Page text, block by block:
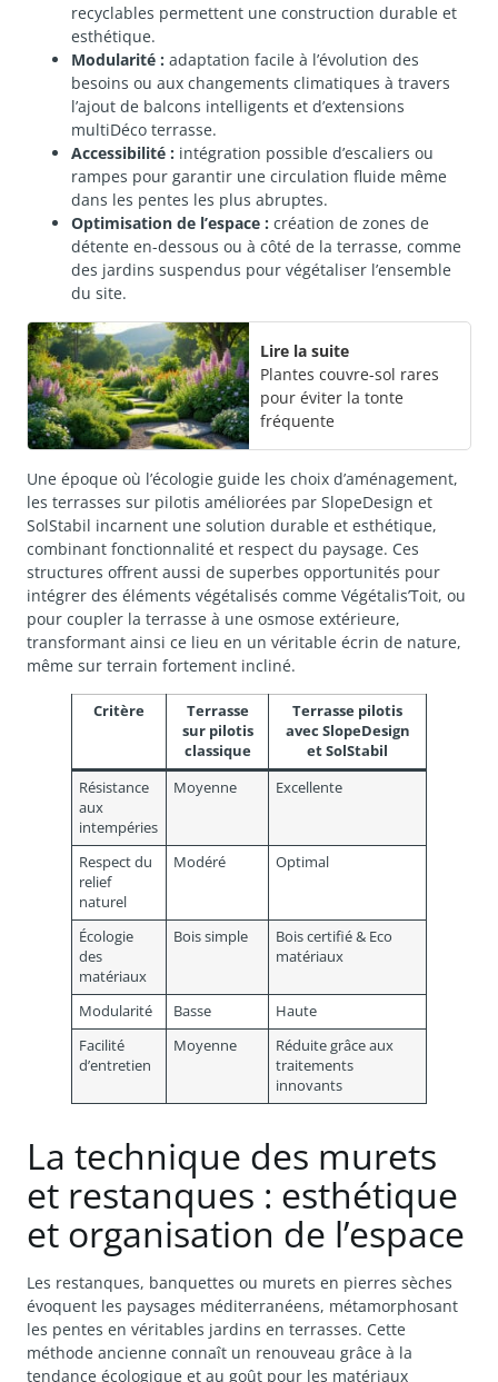
recyclables permettent une construction durable et
esthétique.
Modularité : adaptation facile à l’évolution des
besoins ou aux changements climatiques à travers
l’ajout de balcons intelligents et d’extensions
multiDéco terrasse.
Accessibilité : intégration possible d’escaliers ou
rampes pour garantir une circulation fluide même
dans les pentes les plus abruptes.
Optimisation de l’espace : création de zones de
détente en-dessous ou à côté de la terrasse, comme
des jardins suspendus pour végétaliser l’ensemble
du site.
Lire la suite
Plantes couvre-sol rares
pour éviter la tonte
fréquente
Une époque où l’écologie guide les choix d’aménagement,
les terrasses sur pilotis améliorées par SlopeDesign et
SolStabil incarnent une solution durable et esthétique,
combinant fonctionnalité et respect du paysage. Ces
structures offrent aussi de superbes opportunités pour
intégrer des éléments végétalisés comme Végétalis’Toit, ou
pour coupler la terrasse à une osmose extérieure,
transformant ainsi ce lieu en un véritable écrin de nature,
même sur terrain fortement incliné.
Critère
Terrasse
sur pilotis
classique
Terrasse pilotis
avec SlopeDesign
et SolStabil
Résistance
aux
intempéries
Moyenne Excellente
Respect du
relief
naturel
Modéré Optimal
Écologie
des
matériaux
Bois simple
Bois certifié & Eco
matériaux
Modularité Basse
Haute
Facilité
d’entretien
Moyenne
Réduite grâce aux
traitements
innovants
La technique des murets
et restanques : esthétique
et organisation de l’espace
Les restanques, banquettes ou murets en pierres sèches
évoquent les paysages méditerranéens, métamorphosant
les pentes en véritables jardins en terrasses. Cette
méthode ancienne connaît un renouveau grâce à la
tendance écologique et au goût pour les matériaux